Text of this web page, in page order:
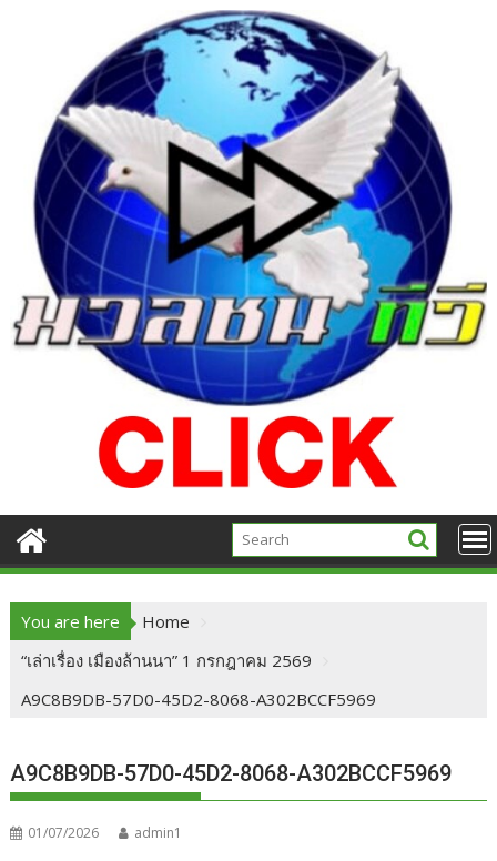
You are here
Home
“เล่าเรื่อง เมืองล้านนา” 1 กรกฎาคม 2569
A9C8B9DB-57D0-45D2-8068-A302BCCF5969
A9C8B9DB-57D0-45D2-8068-A302BCCF5969
01/07/2026 admin1